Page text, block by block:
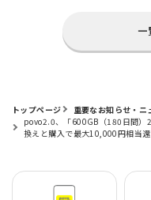
一
トップページ
重要なお知らせ・ニ
povo2.0、「600GB（180日間）
換えと購入で最大10,000円相当